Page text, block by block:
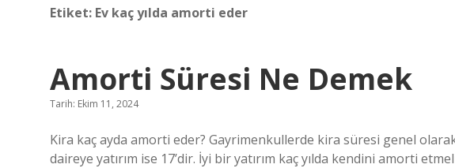
Etiket: Ev kaç yılda amorti eder
Amorti Süresi Ne Demek
Tarih: Ekim 11, 2024
Kira kaç ayda amorti eder? Gayrimenkullerde kira süresi genel
daireye yatırım ise 17’dir. İyi bir yatırım kaç yılda kendini amorti